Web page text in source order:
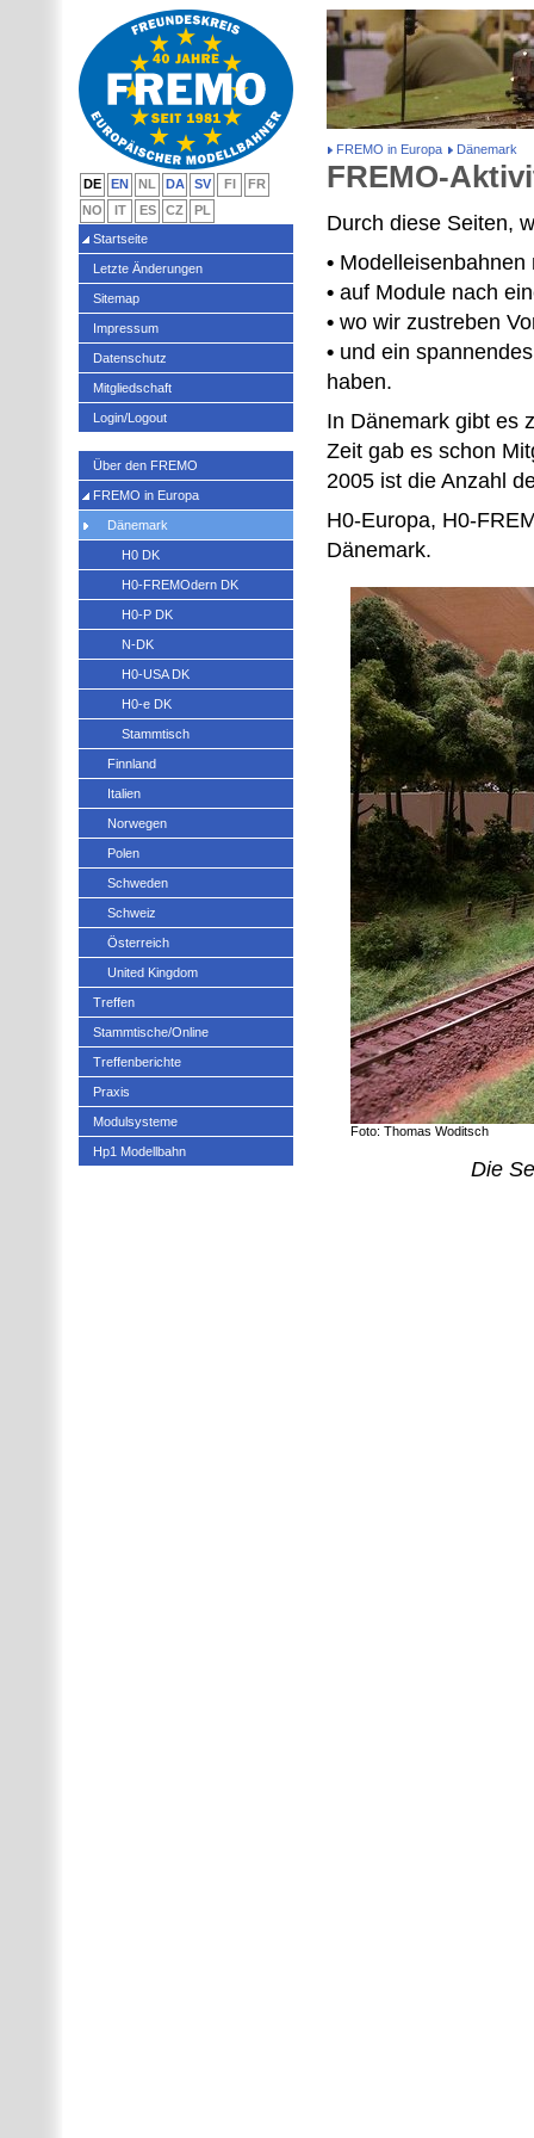
FREMO in Europa Dänemark
FREMO-
Durch diese Seiten,
•
• auf Module nach
• wo wir zustreben
• und ein
haben.
In Dänemark gibt es
Zeit gab es schon
2005 ist die Anzahl
H0-Europa, H0-
Dänemark.
Foto: Thomas Woditsch
Die
DE EN NL DA SV FI
FR
NO
IT ES CZ
PL
Startseite
Letzte Änderungen
Sitemap
Impressum
Datenschutz
Mitgliedschaft
Login/Logout
Über den FREMO
FREMO in Europa
Dänemark
H0 DK
H0-FREMOdern DK
H0-P DK
N-DK
H0-USA DK
H0-e DK
Stammtisch
Finnland
Italien
Norwegen
Polen
Schweden
Schweiz
Österreich
United Kingdom
Treffen
Stammtische/Online
Treffenberichte
Praxis
Modulsysteme
Hp1 Modellbahn